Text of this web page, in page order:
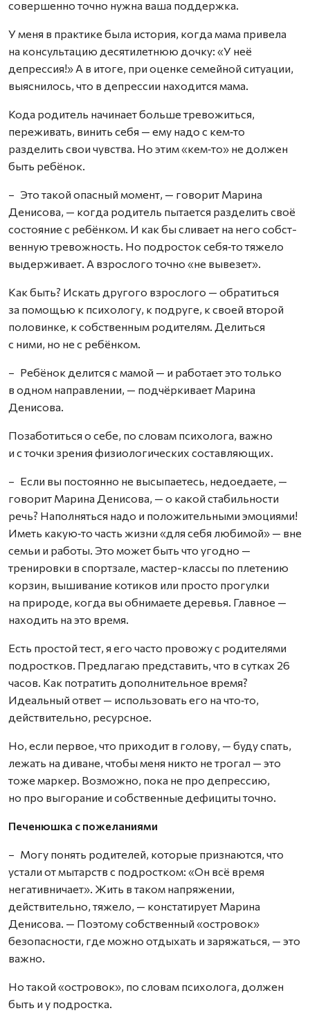
совершенно точно нужна ваша поддержка.
У меня в практике была история, когда мама привела
на консультацию десятилетнюю дочку: «У неё
депрессия!» А в итоге, при оценке семейной ситуации,
выяснилось, что в депрессии находится мама.
Кода родитель начинает больше тревожиться,
переживать, винить себя — ему надо с кем‑то
разделить свои чувства. Но этим «кем‑то» не должен
быть ребёнок.
– Это такой опасный момент, — говорит Марина
Денисова, — когда родитель пытается разделить своё
состояние с ребёнком. И как бы сливает на него собст­
венную тревожность. Но подросток себя‑то тяжело
выдерживает. А взрослого точно «не вывезет».
Как быть? Искать другого взрослого — обратиться
за помощью к психологу, к подруге, к своей второй
половинке, к собственным родителям. Делиться
с ними, но не с ребёнком.
– Ребёнок делится с мамой — и работает это только
в одном направлении, — подчёркивает Марина
Денисова.
Позаботиться о себе, по словам психолога, важно
и с точки зрения физиологических составляющих.
– Если вы постоянно не высыпаетесь, недоедаете, —
говорит Марина Денисова, — о какой стабильности
речь? Наполняться надо и положительными эмоциями!
Иметь какую‑то часть жизни «для себя любимой» — вне
семьи и работы. Это может быть что угодно —
тренировки в спортзале, мастер-классы по плетению
корзин, вышивание котиков или просто прогулки
на природе, когда вы обнимаете деревья. Главное —
находить на это время.
Есть простой тест, я его часто провожу с родителями
подростков. Предлагаю представить, что в сутках 26
часов. Как потратить дополнительное время?
Идеальный ответ — использовать его на что‑то,
действительно, ресурсное.
Но, если первое, что приходит в голову, — буду спать,
лежать на диване, чтобы меня никто не трогал — это
тоже маркер. Возможно, пока не про депрессию,
но про выгорание и собственные дефициты точно.
Печенюшка с пожеланиями
– Могу понять родителей, которые признаются, что
устали от мытарств с подростком: «Он всё время
негативничает». Жить в таком напряжении,
действительно, тяжело, — констатирует Марина
Денисова. — Поэтому собст­венный «островок»
безопасности, где можно отдыхать и заряжаться, — это
важно.
Но такой «островок», по словам психолога, должен
быть и у подростка.